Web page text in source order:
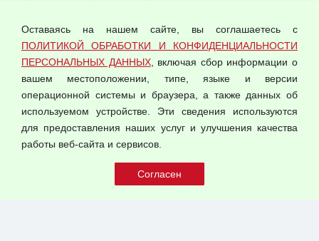
© 2026 ООО "Феникс"
Согласием на обработку персональных данных
Оферта оптовой купли-продажи
Публичная оферта
Оставаясь на нашем сайте, вы соглашаетесь с
ПОЛИТИКОЙ ОБРАБОТКИ И КОНФИДЕНЦИАЛЬНОСТИ
ПЕРСОНАЛЬНЫХ ДАННЫХ, включая сбор информации о
вашем местоположении, типе, языке и версии
операционной системы и браузера, а также данных об
используемом устройстве. Эти сведения используются
для предоставления наших услуг и улучшения качества
работы веб-сайта и сервисов.